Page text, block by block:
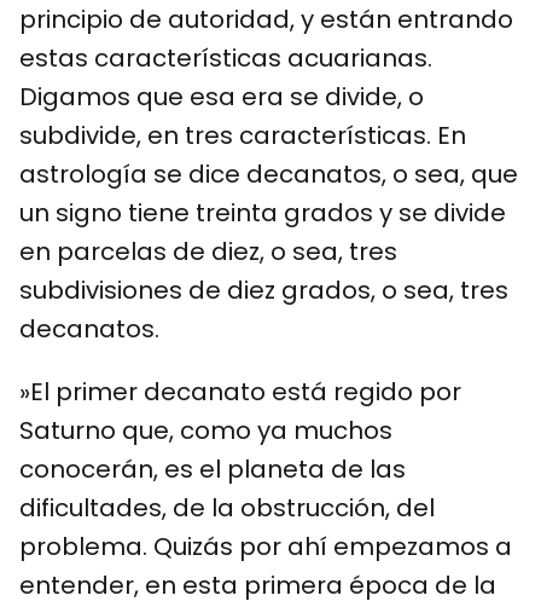
principio de autoridad, y están entrando
estas características acuarianas.
Digamos que esa era se divide, o
subdivide, en tres características. En
astrología se dice decanatos, o sea, que
un signo tiene treinta grados y se divide
en parcelas de diez, o sea, tres
subdivisiones de diez grados, o sea, tres
decanatos.
»El primer decanato está regido por
Saturno que, como ya muchos
conocerán, es el planeta de las
dificultades, de la obstrucción, del
problema. Quizás por ahí empezamos a
entender, en esta primera época de la